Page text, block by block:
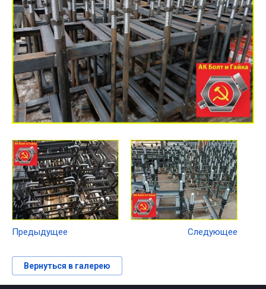
Предыдущее Следующее
Вернуться в галерею